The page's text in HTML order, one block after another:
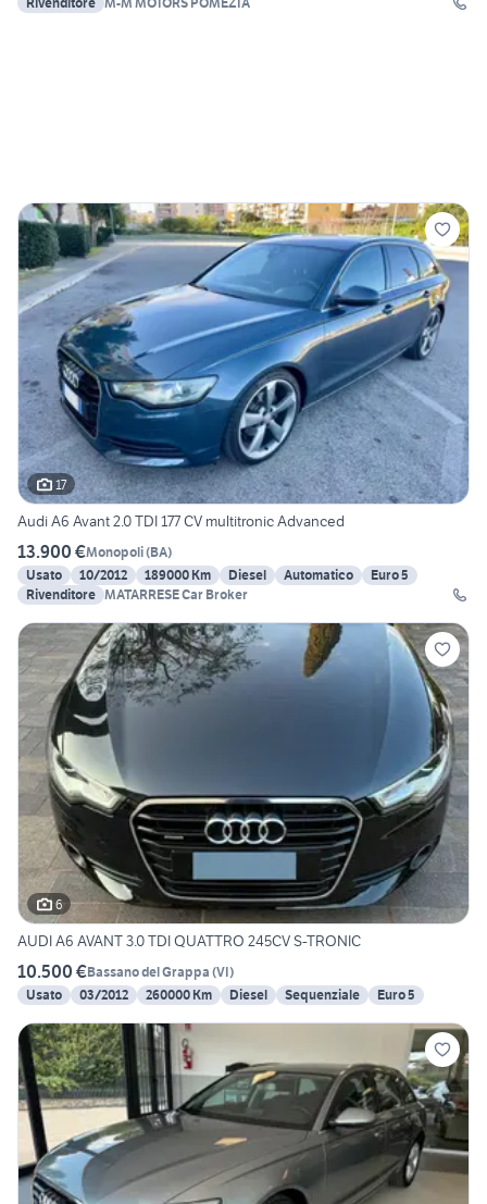
17
Audi A6 Avant 2.0 TDI 177 CV multitronic Advanced
13.900 €Monopoli(BA)
Usato
10/2012 189000 Km Diesel Automatico
Euro 5
Rivenditore MATARRESE Car Broker
6
AUDI A6 AVANT 3.0 TDI QUATTRO 245CV S-TRONIC
10.500 €Bassano del Grappa (VI)
Usato
03/2012 260000 Km Diesel Sequenziale Euro 5